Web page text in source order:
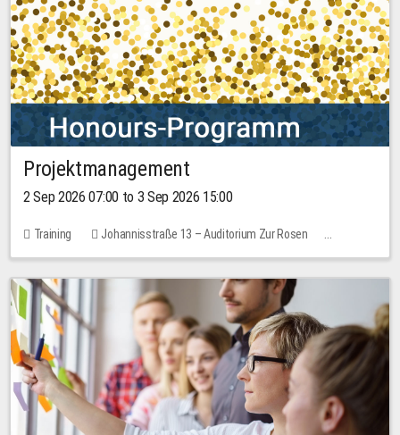
Projektmanagement
2 Sep 2026 07:00 to 3 Sep 2026 15:00
Training
Johannisstraße 13 – Auditorium Zur Rosen
1 place